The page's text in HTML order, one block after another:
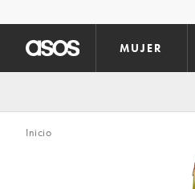
MUJER
Inicio